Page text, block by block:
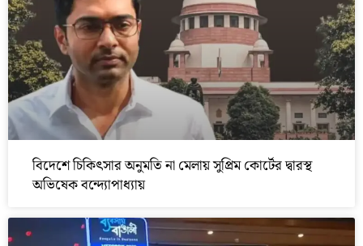
বিদেশে চিকিৎসার অনুমতি না মেলায় সুপ্রিম কোর্টের দ্বারস্থ
অভিষেক বন্দ্যোপাধ্যায়